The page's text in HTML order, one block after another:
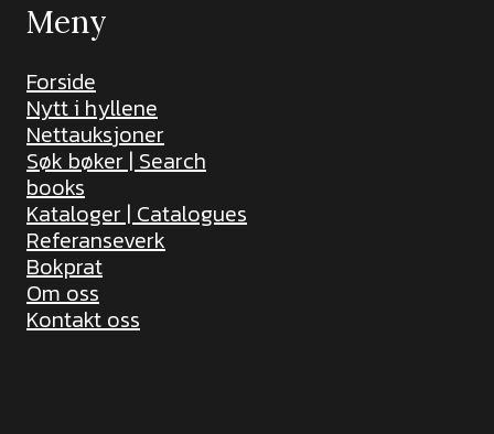
Meny
Forside
Nytt i hyllene
Nettauksjoner
Søk bøker | Search
books
Kataloger | Catalogues
Referanseverk
Bokprat
Om oss
Kontakt oss